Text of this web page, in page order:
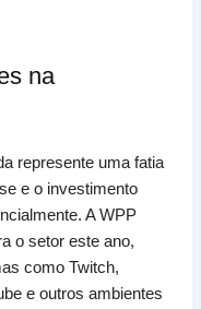
na
represente uma fatia
e o investimento
A WPP
o setor este ano,
como Twitch,
e outros ambientes